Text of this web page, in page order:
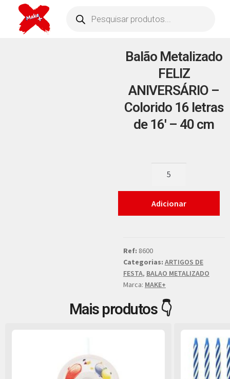
Balão Metalizado
FELIZ
ANIVERSÁRIO –
Colorido 16 letras
de 16′ – 40 cm
Adicionar
Ref: 8600
Categorias: ARTIGOS DE
FESTA, BALAO METALIZADO
Marca: MAKE+
Mais produtos 👇